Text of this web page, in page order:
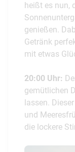
heißt es nun,
genießen.
Getränk
mit etwas
20:00 Uhr:
gemütlichen
lassen.
und
die lockere